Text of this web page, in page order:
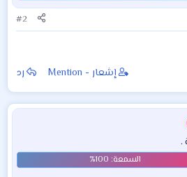
#2
إشعار - Mention رد
.